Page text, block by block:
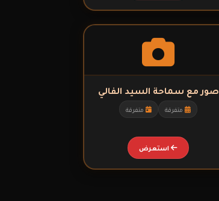
صور مع سماحة السيد الفالي
متفرقة متفرقة
استعرض